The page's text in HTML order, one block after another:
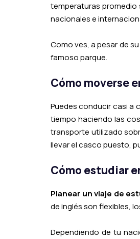
temperaturas promedio
nacionales e
Como ves, a pesar de
famoso parque.
Cómo moverse
Puedes conducir casi a
tiempo haciendo las
transporte utilizado
llevar el casco puesto,
Cómo estudiar
Planear un viaje de
de inglés son flexibles,
Dependiendo de tu